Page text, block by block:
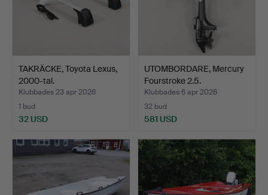
TAKRÄCKE, Toyota Lexus,
2000-tal.
Klubbades 23 apr 2026
1 bud
32 USD
UTOMBORDARE, Mercury
Fourstroke 2.5.
Klubbades 6 apr 2026
32 bud
581 USD